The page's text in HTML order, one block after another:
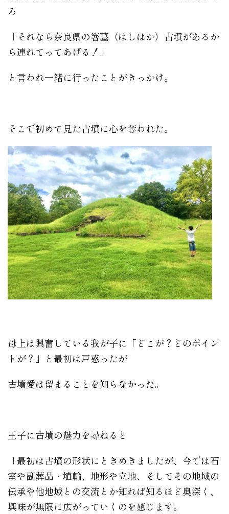
ろ
「それなら奈良県の箸墓（はしはか）古墳があるか
ら連れてってあげる！」
と言われ一緒に行ったことがきっかけ。
そこで初めて見た古墳に心を奪われた。
母上は興奮している我が子に「どこが？どのポイン
トが？」と最初は戸惑ったが
古墳愛は留まることを知らなかった。
王子に古墳の魅力を尋ねると
「最初は古墳の形状にときめきましたが、今では石
室や副葬品・埴輪、地形や立地、そしてその地域の
伝承や他地域との交流とか知れば知るほど奥深く、
興味が無限に広がっていくのを感じます。